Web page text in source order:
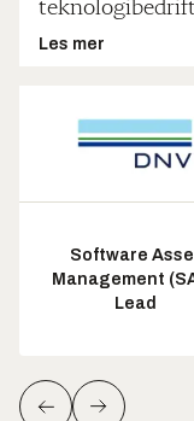
Les mer
Software
Management
Lead